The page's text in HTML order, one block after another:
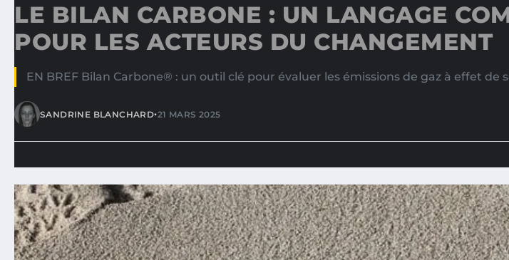
LE BILAN CARBONE : UN LANGAGE
POUR LES ACTEURS DU CHANGEMENT
EN BREF Bilan Carbone® : un outil clé pour évaluer les émissions de gaz à effet de
SANDRINE BLANCHARD•21 MARS 2025